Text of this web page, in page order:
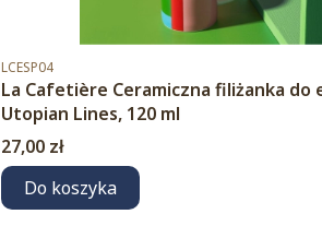
Kod produktu
LCESP04
La Cafetière Ceramiczna filiżanka do
Utopian Lines, 120 ml
Cena
27,00 zł
Do koszyka